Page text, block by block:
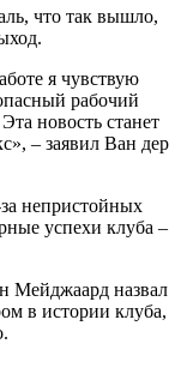
что так вышло,
я чувствую
рабочий
новость станет
– заявил Ван дер
Мейджаард назвал
в истории клуба,